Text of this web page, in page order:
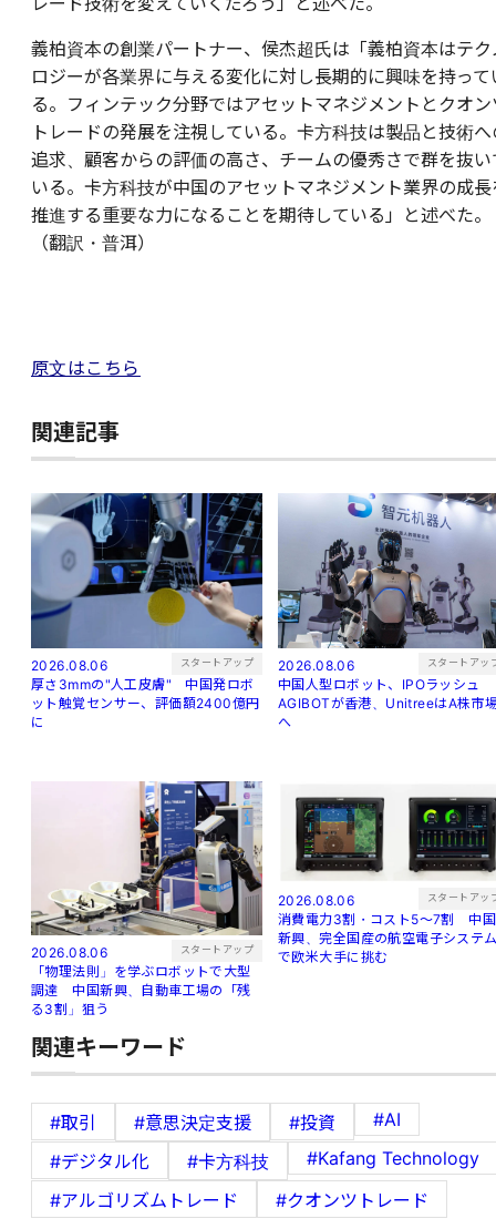
義柏資本の創業パートナー、侯杰超氏は「義柏資本はテク
ロジーが各業界に与える変化に対し長期的に興味を持って
る。フィンテック分野ではアセットマネジメントとクオン
トレードの発展を注視している。卡方科技は製品と技術へ
追求、顧客からの評価の高さ、チームの優秀さで群を抜い
いる。卡方科技が中国のアセットマネジメント業界の成長
推進する重要な力になることを期待している」と述べた。
（翻訳・普洱）
原文はこちら
関連記事
2026.08.06 スタートアップ
厚さ3mmの"人工皮膚" 中国発ロボ
ット触覚センサー、評価額2400億円
に
2026.08.06 スタートアッ
中国人型ロボット、IPOラッシュ
AGIBOTが香港、UnitreeはA株市
へ
2026.08.06 スタートアップ
「物理法則」を学ぶロボットで大型
調達 中国新興、自動車工場の「残
る3割」狙う
2026.08.06 スタートアッ
消費電力3割・コスト5〜7割 中国
新興、完全国産の航空電子システ
で欧米大手に挑む
関連キーワード
#取引 #意思決定支援 #投資
#AI
#デジタル化
#卡方科技
#Kafang Technology
#アルゴリズムトレード
#クオンツトレード